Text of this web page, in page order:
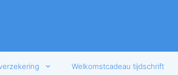
Welkomstcadeau tijdschrift